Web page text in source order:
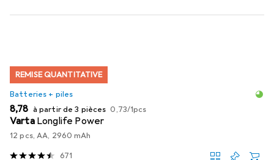
REMISE QUANTITATIVE
Batteries + piles
EUR
8,78 à partir de 3 pièces EUR
0,73/1pcs
Varta Longlife Power
12 pcs, AA, 2960 mAh
671